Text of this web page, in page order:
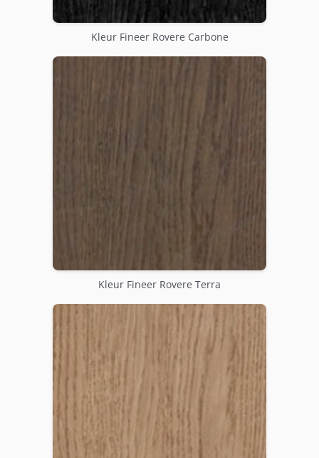
Kleur Fineer Rovere Carbone
Kleur Fineer Rovere Terra